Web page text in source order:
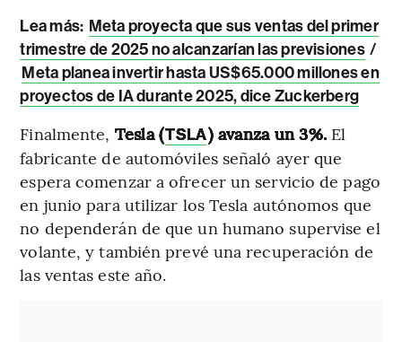
Lea más: Meta proyecta que sus ventas del primer
trimestre de 2025 no alcanzarían las previsiones /
Meta planea invertir hasta US$65.000 millones en
proyectos de IA durante 2025, dice Zuckerberg
Finalmente, Tesla (TSLA) avanza un 3%. El
fabricante de automóviles señaló ayer que
espera comenzar a ofrecer un servicio de pago
en junio para utilizar los Tesla autónomos que
no dependerán de que un humano supervise el
volante, y también prevé una recuperación de
las ventas este año.